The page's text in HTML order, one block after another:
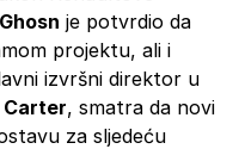
je potvrdio da
projektu, ali i
izvršni direktor u
, smatra da novi
za sljedeću